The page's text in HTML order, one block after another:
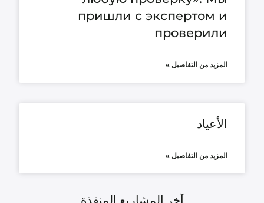
пришли с экспертом и
проверили
المزيد من التفاصيل »
الأعياد
المزيد من التفاصيل »
آخر المشاريع المنفذة